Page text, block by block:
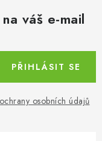
váš e-mail
osobních údajů
PŘIHLÁSIT SE